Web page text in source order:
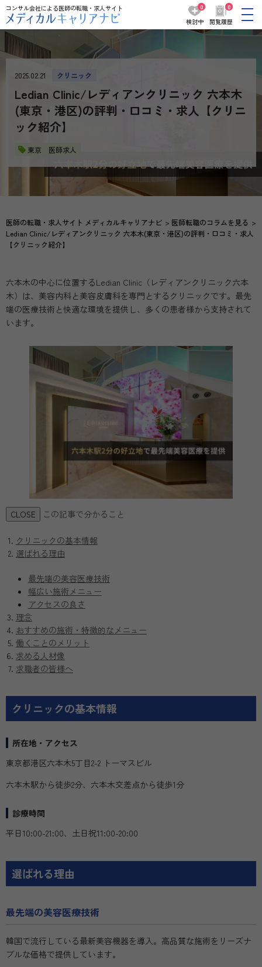
コンサル会社による医師の転職・求人サイト
0
検討中
0
閲覧履歴
2025.02.21 クリニック
Ledian Clinic/レディアンクリニック 六本木
(東京・港区)の評判・口コミ・求人【クリニ
ック紹介】
東京 医師求人
医師の転職・求人サイト メディカルキャリアナビ
医師転職のコラムを見る
Ledian Clinic/レディアンクリニック 六本木(東京・港区)の評判・口コミ・求人
【クリニック紹介】
六本木の中心に位置するLedian Clinic（レディアンクリニック六本
木）は、美容内科と美容皮膚科を専門とするクリニックです。最先
端の医療技術と快適な環境を提供し、多くの患者様から支持されて
います。
CLOSE この記事で分かること
クリニックの基本情報
選ばれる理由
最先端の美容医療技術
幅広い施術メニュー
アクセスの良さ
理念
おすすめの施術・特徴的なメニュー
働くことのメリット
求める人材像
求職者の皆様へ
クリニックの基本情報
所在地・アクセス
東京都港区六本木5丁目2-2 トーマスビル
六本木駅から徒歩2分、六本木交差点から徒歩1分
診療時間
平日10:00-21:00、土日祝11:00-20:00
選ばれる理由
最先端の美容医療技術
韓国で流行している最新美容機器を導入。高品質な施術をリーズナ
ブルな価格で提供しています。